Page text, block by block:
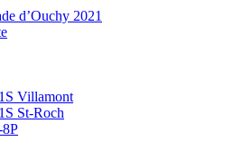
d’Ouchy 2021
Villamont
St-Roch